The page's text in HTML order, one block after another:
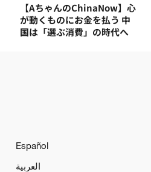
【AちゃんのChinaNow】心
が動くものにお金を払う 中
国は「選ぶ消費」の時代へ
Español
العربية